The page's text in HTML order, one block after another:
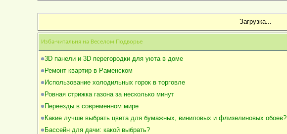
Загрузка...
Изба-читальня на Веселом Подворье
3D панели и 3D перегородки для уюта в доме
Ремонт квартир в Раменском
Использование холодильных горок в торговле
Ровная стрижка газона за несколько минут
Переезды в современном мире
Какие лучше выбрать цвета для бумажных, виниловых и флизелиновых обоев?
Бассейн для дачи: какой выбрать?